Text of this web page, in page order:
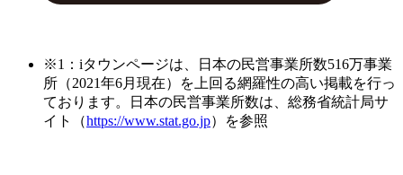
※1：iタウンページは、日本の民営事業所数516万事業
所（2021年6月現在）を上回る網羅性の高い掲載を行っ
ております。日本の民営事業所数は、総務省統計局サ
イト（https://www.stat.go.jp）を参照